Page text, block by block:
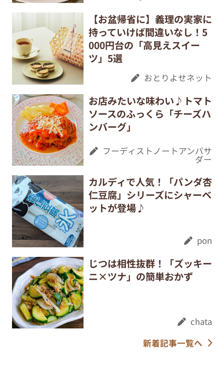
【お盆帰省に】義理の実家に
持っていけば間違いなし！5
000円台の「高見えスイー
ツ」5選
おとりよせネット
お店みたいな味わい♪トマト
ソースのふっくら「チーズハ
ンバーグ」
フーディストノートアンバサ
ダー
カルディで人気！「パンダ杏
仁豆腐」シリーズにシャーベ
ットが登場♪
pon
じつは相性抜群！「ズッキー
ニ×ツナ」の簡単おかず
chata
新着記事一覧へ